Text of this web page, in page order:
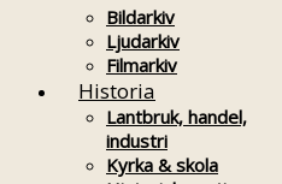
Bildarkiv
Ljudarkiv
Filmarkiv
Historia
Lantbruk, handel,
industri
Kyrka & skola